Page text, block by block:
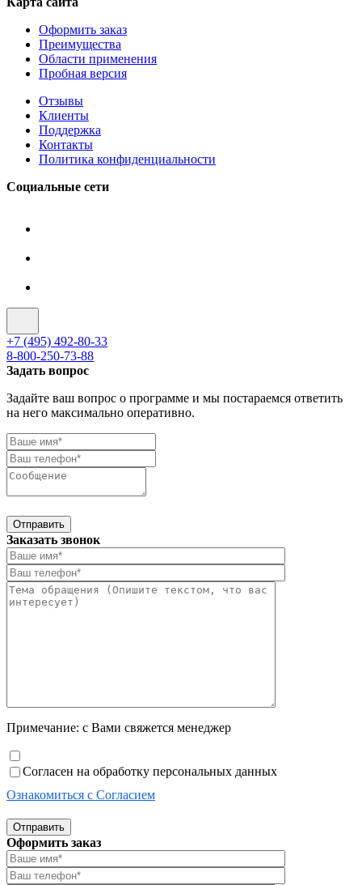
Оформить заказ
Преимущества
Области применения
Пробная версия
Отзывы
Клиенты
Поддержка
Контакты
Политика конфиденциальности
Социальные сети
+7 (495) 492-80-33
8-800-250-73-88
Задать вопрос
Задайте ваш вопрос о программе и мы постараемся ответить
на него максимально оперативно.
Отправить
Заказать звонок
Примечание: с Вами свяжется менеджер
Согласен на обработку персональных данных
Ознакомиться с Согласием
Отправить
Оформить заказ